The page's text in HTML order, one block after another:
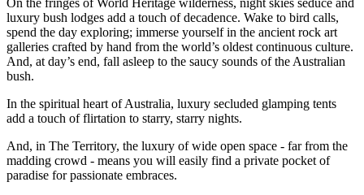
Cerca:
Sign
up
On the fringes of World Heritage wilderness, night skies seduce and
luxury bush lodges add a touch of decadence. Wake to bird calls,
spend the day exploring; immerse yourself in the ancient rock art
galleries crafted by hand from the world’s oldest continuous culture.
And, at day’s end, fall asleep to the saucy sounds of the Australian
bush.
In the spiritual heart of Australia, luxury secluded glamping tents
add a touch of flirtation to starry, starry nights.
And, in The Territory, the luxury of wide open space - far from the
madding crowd - means you will easily find a private pocket of
paradise for passionate embraces.